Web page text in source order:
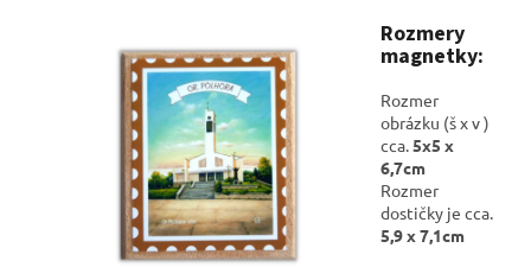
Rozmery
magnetky:
Rozmer
obrázku (š x v )
cca.5x5 x
6,7cm
Rozmer
dostičky je cca.
5,9 x 7,1cm